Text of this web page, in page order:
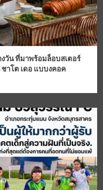
วัน ที่มาพร้อมล็อบสเตอร์
าโต เดอ แบบงคอค